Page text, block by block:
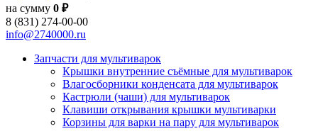
на сумму 0 ₽
8 (831) 274-00-00
info@2740000.ru
Запчасти для мультиварок
Крышки внутренние съёмные для мультиварок
Влагосборники конденсата для мультиварок
Кастрюли (чаши) для мультиварок
Клавиши открывания крышки мультиварки
Корзины для варки на пару для мультиварок